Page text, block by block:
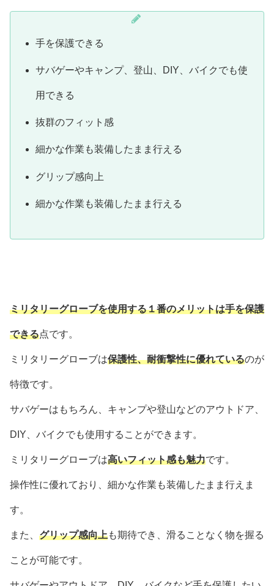
手を保護できる
サバゲーやキャンプ、登山、DIY、バイクでも使
用できる
抜群のフィット感
細かな作業も装備したまま行える
グリップ感向上
細かな作業も装備したまま行える
ミリタリーグローブを使用する１番のメリットは手を保護
できる点です。
ミリタリーグローブは保護性、耐衝撃性に優れているのが
特徴です。
サバゲーはもちろん、キャンプや登山などのアウトドア、
DIY、バイクでも使用することができます。
ミリタリーグローブは高いフィット感も魅力です。
操作性に優れており、細かな作業も装備したまま行えま
す。
また、 グリップ感向上も期待でき、滑ることなく物を握る
ことが可能です。